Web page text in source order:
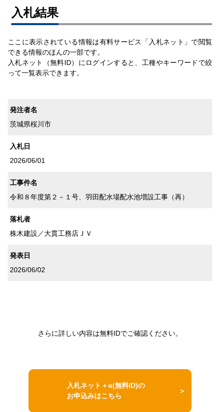
⼊札結果
ここに表示されている情報は有料サービス「入札ネット」で閲覧
できる情報のほんの一部です。
入札ネット（無料ID）にログインすると、工種やキーワードで絞
って一覧表示できます。
発注者名
茨城県桜川市
入札日
2026/06/01
工事件名
令和８年度第２－１号、羽田配水場配水池増設工事（再）
落札者
株木建設／大貫工務店ＪＶ
発表日
2026/06/02
さらに詳しい内容は無料IDでご確認ください。
入札ネット＋α(無料ID)の
お申込みはこちら